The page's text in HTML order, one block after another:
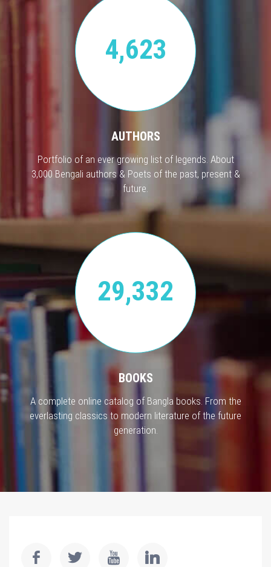
4,623
AUTHORS
Portfolio of an ever growing list of legends. About
3,000 Bengali authors & Poets of the past, present &
future.
29,332
BOOKS
A complete online catalog of Bangla books. From the
everlasting classics to modern literature of the future
generation.